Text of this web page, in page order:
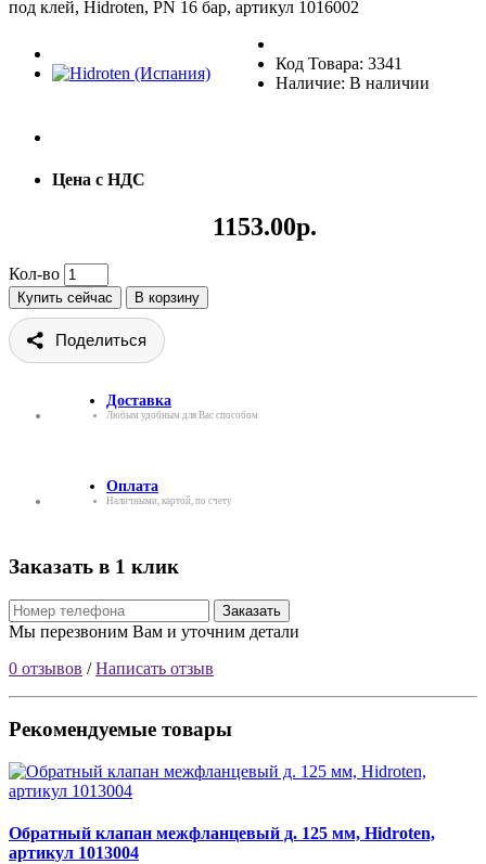
под клей, Hidroten, PN 16 бар, артикул 1016002
Код Товара: 3341
Наличие: В наличии
Цена с НДС
1153.00р.
Кол-во
Купить сейчас В корзину
Поделиться
Доставка
Любым удобным для Вас способом
Оплата
Наличными, картой, по счету
Заказать в 1 клик
Заказать
Мы перезвоним Вам и уточним детали
0 отзывов /Написать отзыв
Рекомендуемые товары
Обратный клапан межфланцевый д. 125 мм, Hidroten,
артикул 1013004